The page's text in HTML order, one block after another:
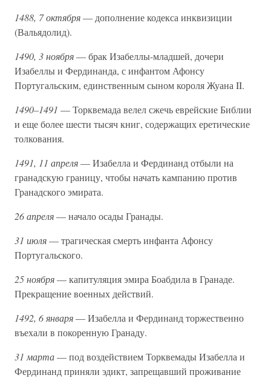
1488, 7 октября— дополнение кодекса инквизиции
(Вальядолид).
1490, 3 ноября— брак Изабеллы-младшей, дочери
Изабеллы и Фердинанда, с инфантом Афонсу
Португальским, единственным сыном короля Жуана II.
1490–1491 — Торквемада велел сжечь еврейские Библии
и еще более шести тысяч книг, содержащих еретические
толкования.
1491, 11 апреля— Изабелла и Фердинанд отбыли на
гранадскую границу, чтобы начать кампанию против
Гранадского эмирата.
26 апреля— начало осады Гранады.
31 июля— трагическая смерть инфанта Афонсу
Португальского.
25 ноября— капитуляция эмира Боабдила в Гранаде.
Прекращение военных действий.
1492, 6 января— Изабелла и Фердинанд торжественно
въехали в покоренную Гранаду.
31 марта— под воздействием Торквемады Изабелла и
Фердинанд приняли эдикт, запрещавший проживание